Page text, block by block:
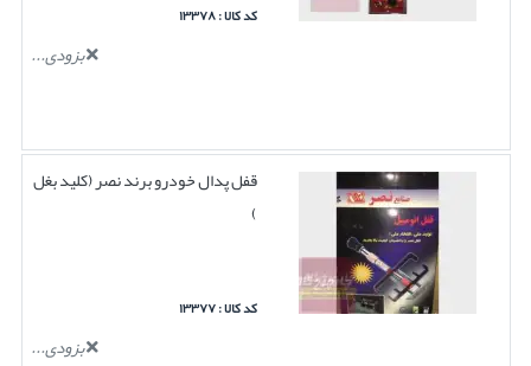
کد کالا : ۱۳۳۷۸
بزودی...
قفل پدال خودرو برند نصر (کلید بغل
)
کد کالا : ۱۳۳۷۷
بزودی...